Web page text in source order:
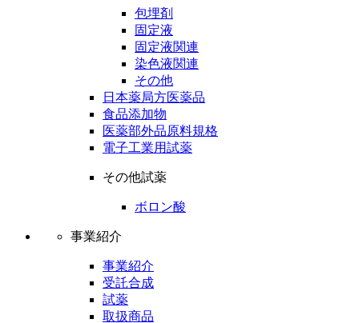
包埋剤
固定液
固定液関連
染色液関連
その他
日本薬局方医薬品
食品添加物
医薬部外品原料規格
電子工業用試薬
その他試薬
ボロン酸
事業紹介
事業紹介
受託合成
試薬
取扱商品